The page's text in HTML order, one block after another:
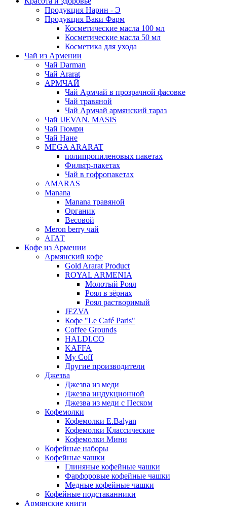
Продукция Нарин - Э
Продукция Ваки Фарм
Косметические масла 100 мл
Косметические масла 50 мл
Косметика для ухода
Чай из Армении
Чай Darman
Чай Ararat
АРМЧАЙ
Чай Армчай в прозрачной фасовке
Чай травяной
Чай Армчай армянский тараз
Чай IJEVAN. MASIS
Чай Гюмри
Чай Нане
MEGA ARARAT
полипропиленовых пакетах
Фильтр-пакетах
Чай в гофропакетах
AMARAS
Manana
Manana травяной
Органик
Весовой
Meron berry чай
АГАТ
Кофе из Армении
Армянский кофе
Gold Ararat Product
ROYAL ARMENIA
Молотый Роял
Роял в зёрнах
Роял растворимый
JEZVA
Кофе "Le Café Paris"
Coffee Grounds
HALDI.CO
KAFFA
My Coff
Другие производители
Джезва
Джезва из меди
Джезва индукционной
Джезва из меди с Песком
Кофемолки
Кофемолки E.Balyan
Кофемолки Классические
Кофемолки Мини
Кофейные наборы
Кофейные чашки
Глиняные кофейные чашки
Фарфоровые кофейные чашки
Медные кофейные чашки
Кофейные подстаканники
Армянские книги